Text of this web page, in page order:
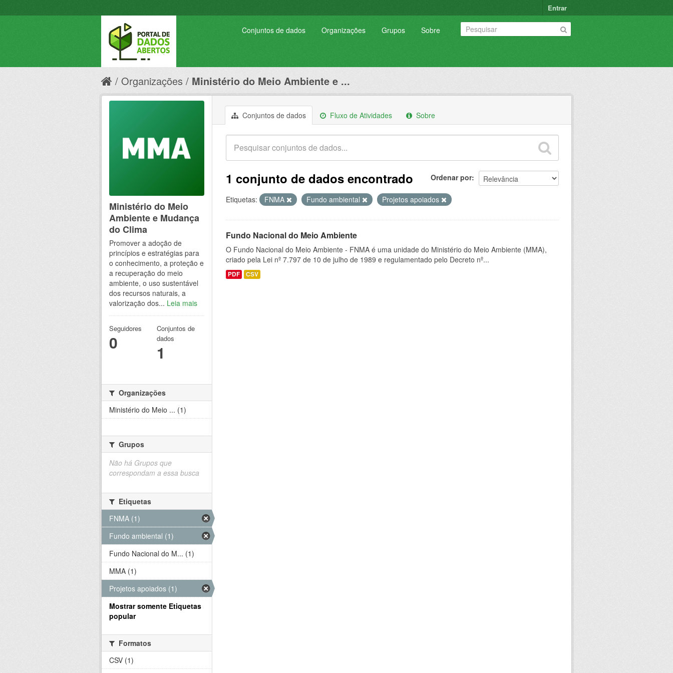
Entrar
Conjuntos de dados Organizações Grupos Sobre
Organizações Ministério do Meio Ambiente e ...
Conjuntos de dados Fluxo de Atividades Sobre
Ordenar por
1 conjunto de dados encontrado
Etiquetas: FNMA Fundo ambiental Projetos apoiados
Fundo Nacional do Meio Ambiente
O Fundo Nacional do Meio Ambiente - FNMA é uma unidade do Ministério do Meio Ambiente (MMA),
criado pela Lei nº 7.797 de 10 de julho de 1989 e regulamentado pelo Decreto nº...
PDF CSV
Ministério do Meio
Ambiente e Mudança
do Clima
Promover a adoção de
princípios e estratégias para
o conhecimento, a proteção e
a recuperação do meio
ambiente, o uso sustentável
dos recursos naturais, a
valorização dos... Leia mais
Seguidores
0
Conjuntos de
dados
1
Organizações
Ministério do Meio ... (1)
Grupos
Não há Grupos que
correspondam a essa busca
Etiquetas
FNMA (1)
Fundo ambiental (1)
Fundo Nacional do M... (1)
MMA (1)
Projetos apoiados (1)
Mostrar somente Etiquetas
popular
Formatos
CSV (1)